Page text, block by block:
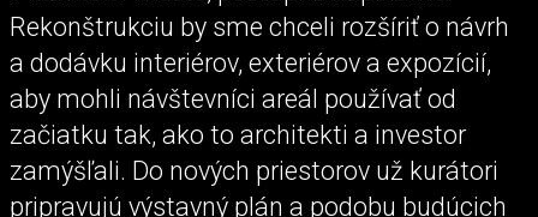
Rekonštrukciu by sme chceli rozšíriť o návrh
a dodávku interiérov, exteriérov a expozícií,
aby mohli návštevníci areál používať od
začiatku tak, ako to architekti a investor
zamýšľali. Do nových priestorov už kurátori
pripravujú výstavný plán a podobu budúcich